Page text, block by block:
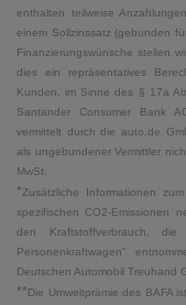
enthalten teilweise
einem Sollzinssatz (gebunden
Finanzierungswünsche stellen
dies ein repräsentatives
Kunden, im Sinne des § 17a
Santander Consumer Bank
vermittelt durch die auto.de
als ungebundener Vermittler
MwSt.
*Zusätzliche Informationen
spezifischen CO2-Emissionen
den Kraftstoffverbrauch,
Personenkraftwagen"
Deutschen Automobil Treuhand
**Die Umweltprämie des BAFA